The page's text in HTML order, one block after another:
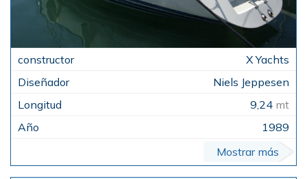
X Yachts
Niels Jeppesen
9,24 mt
1989
Mostrar más